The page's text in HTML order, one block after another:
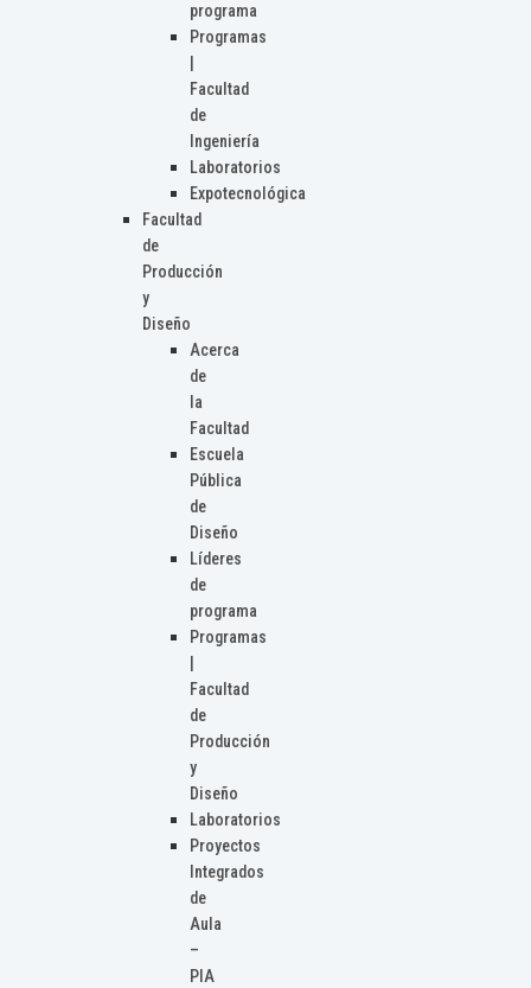
programa
Programas
Facultad
de
Ingeniería
Laboratorios
Expotecnológica
Facultad
de
Producción
y
Diseño
Acerca
de
la
Facultad
Escuela
Pública
de
Diseño
Líderes
de
programa
Programas
Facultad
de
Producción
y
Diseño
Laboratorios
Proyectos
Integrados
de
Aula
–
PIA